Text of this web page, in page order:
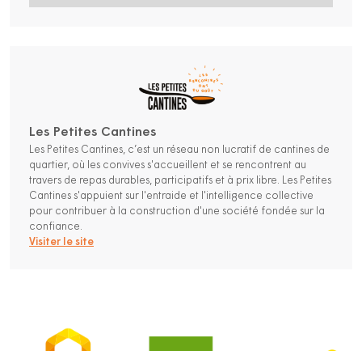
Les Petites Cantines
Les Petites Cantines, c’est un réseau non lucratif de cantines de
quartier, où les convives s'accueillent et se rencontrent au
travers de repas durables, participatifs et à prix libre. Les Petites
Cantines s'appuient sur l'entraide et l'intelligence collective
pour contribuer à la construction d'une société fondée sur la
confiance.
Visiter le site